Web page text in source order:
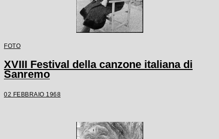
FOTO
XVIII Festival della canzone italiana di
Sanremo
02 FEBBRAIO 1968